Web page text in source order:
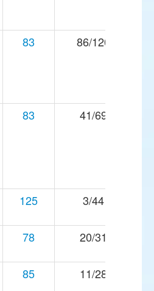
83 86/120
83 41/69
125 3/44
78 20/31
85 11/28